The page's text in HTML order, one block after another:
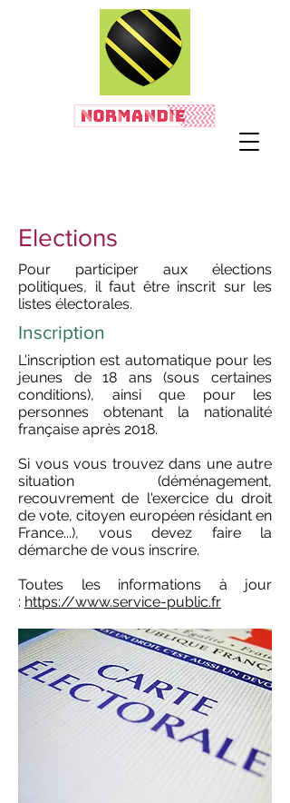
Elections
Pour participer aux élections
politiques, il faut être inscrit sur les
listes électorales.
Inscription
L'inscription est automatique pour les
jeunes de 18 ans (sous certaines
conditions), ainsi que pour les
personnes obtenant la nationalité
française après 2018.
Si vous vous trouvez dans une autre
situation (déménagement,
recouvrement de l'exercice du droit
de vote, citoyen européen résidant en
France...), vous devez faire la
démarche de vous inscrire.
Toutes les informations à jour
: https://www.service-public.fr